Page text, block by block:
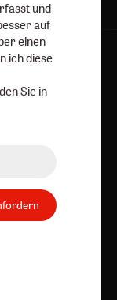
und
auf
einen
ich diese
Sie in